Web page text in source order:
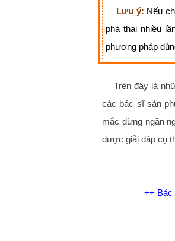
​Lưu ý: Nếu
phá thai nhiều
phương pháp
Trên đây là
các bác sĩ sản
mắc đừng ngần
được giải đáp cụ
++ Bác